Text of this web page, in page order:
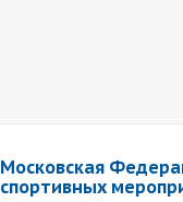
Московская
спортивных